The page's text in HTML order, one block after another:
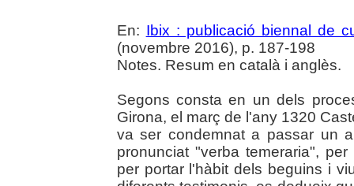
En: Ibix : publicació biennal de
(novembre 2016), p. 187-198
Notes. Resum en català i anglès.
Segons consta en un dels
Girona, el març de l'any 1320
va ser condemnat a passar un
pronunciat "verba temeraria",
per portar l'hàbit dels beguins i